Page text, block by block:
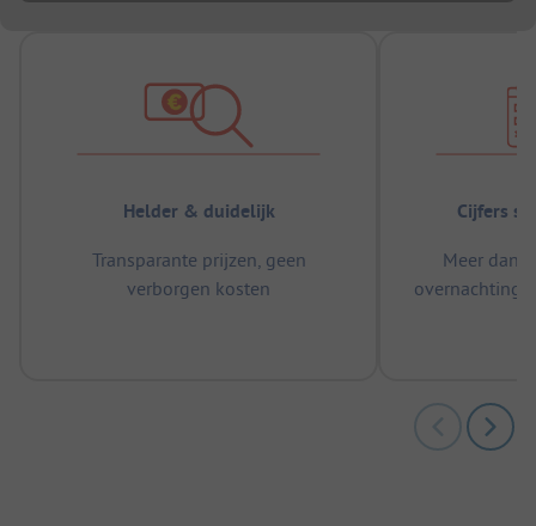
Helder & duidelijk
Transparante prijzen, geen
verborgen kosten
Cijfers
Meer dan